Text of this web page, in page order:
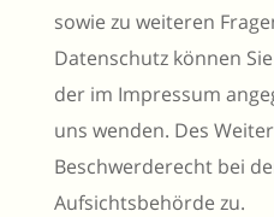
sowie zu weiteren
Datenschutz können
der im Impressum
uns wenden. Des
Beschwerderecht bei
Aufsichtsbehörde zu.